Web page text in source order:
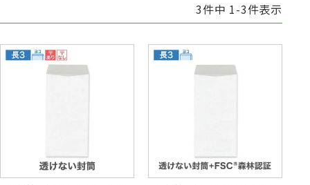
名刺 はがき カード・挨拶状
長4窓封筒
B5横3つ折
90×205
長40封筒
A4横4つ折 B4横3つ折
142×332
B5縦2つ折
119×277
A4横4つ折
92×235
A4横3つ折
110×220
封筒印刷サービス
3件中 1-3件表示